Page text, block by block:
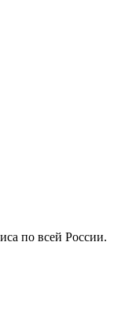
по всей России.